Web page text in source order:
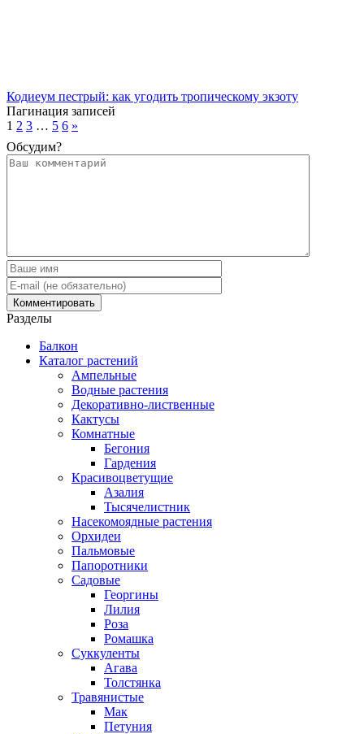
Кодиеум пестрый: как угодить тропическому экзоту
Пагинация записей
1 2 3 … 5 6 »
Обсудим?
Разделы
Балкон
Каталог растений
Ампельные
Водные растения
Декоративно-лиственные
Кактусы
Комнатные
Бегония
Гардения
Красивоцветущие
Азалия
Тысячелистник
Насекомоядные растения
Орхидеи
Пальмовые
Папоротники
Садовые
Георгины
Лилия
Роза
Ромашка
Суккуленты
Агава
Толстянка
Травянистые
Мак
Петуния